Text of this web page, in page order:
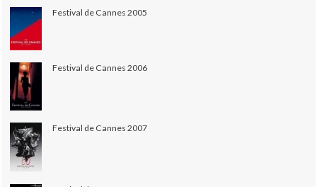
Festival de Cannes 2005
Festival de Cannes 2006
Festival de Cannes 2007